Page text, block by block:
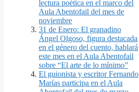
lectura poética en el marco del
Aula Abentofail del mes de
noviembre
31 de Enero: El granadino
Ángel Olgoso, figura destacada
en el género del cuento, hablará
este mes en el Aula Abentofail
sobre “El arte de lo mínimo”
El guionista y escritor Fernando
Marías participa en el Aula